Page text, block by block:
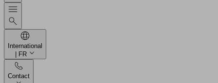
International
| FR
Contact